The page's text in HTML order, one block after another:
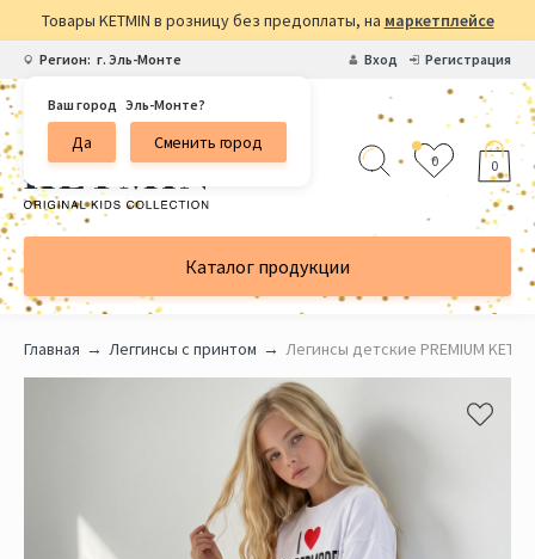
Товары KETMIN в розницу без предоплаты, на маркетплейсе
Регион: г. Эль-Монте
Ваш город Эль-Монте?
Да Сменить город
Вход Регистрация
0 0
Каталог продукции
Главная Леггинсы с принтом Легинсы детские PREMIUM